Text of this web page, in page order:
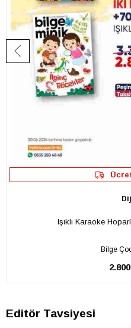
Işıklı Karaoke
Bilge
Editör Tavsiyesi